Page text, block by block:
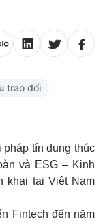
trao đổi
pháp tín dụng thúc
và ESG – Kinh
khai tại Việt Nam
Fintech đến năm